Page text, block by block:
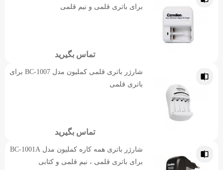
برای باتری قلمی و نیم قلمی
تماس بگیرید
شارژر باتری قلمی کملیون مدل BC-1007 برای
باتری قلمی
تماس بگیرید
شارژر باتری همه کاره کملیون مدل BC-1001A
برای باتری قلمی ، نیم قلمی و کتابی